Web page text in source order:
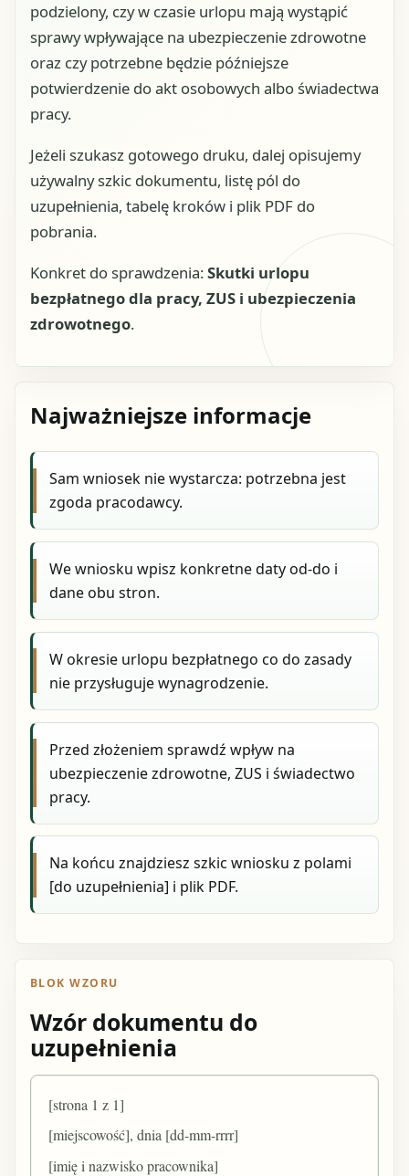
podzielony, czy w czasie urlopu mają wystąpić
sprawy wpływające na ubezpieczenie zdrowotne
oraz czy potrzebne będzie późniejsze
potwierdzenie do akt osobowych albo świadectwa
pracy.
Jeżeli szukasz gotowego druku, dalej opisujemy
używalny szkic dokumentu, listę pól do
uzupełnienia, tabelę kroków i plik PDF do
pobrania.
Konkret do sprawdzenia:Skutki urlopu
bezpłatnego dla pracy, ZUS i ubezpieczenia
zdrowotnego.
Najważniejsze informacje
Sam wniosek nie wystarcza: potrzebna jest
zgoda pracodawcy.
We wniosku wpisz konkretne daty od-do i
dane obu stron.
W okresie urlopu bezpłatnego co do zasady
nie przysługuje wynagrodzenie.
Przed złożeniem sprawdź wpływ na
ubezpieczenie zdrowotne, ZUS i świadectwo
pracy.
Na końcu znajdziesz szkic wniosku z polami
[do uzupełnienia] i plik PDF.
BLOK WZORU
Wzór dokumentu do
uzupełnienia
[strona 1 z 1]
[miejscowość], dnia [dd-mm-rrrr]
[imię i nazwisko pracownika]